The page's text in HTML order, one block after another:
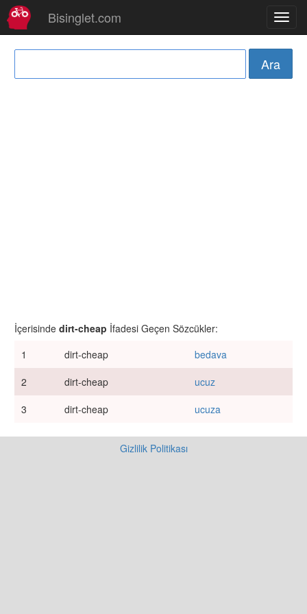
Bisinglet.com
İçerisinde dirt-cheap İfadesi Geçen Sözcükler:
1
dirt-cheap
bedava
2
dirt-cheap
ucuz
3
dirt-cheap ucuza
Gizlilik Politikası